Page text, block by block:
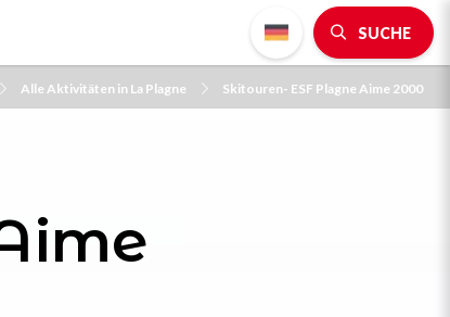
SUCHE
Alle Aktivitäten in La Plagne Skitouren- ESF Plagne Aime 2000